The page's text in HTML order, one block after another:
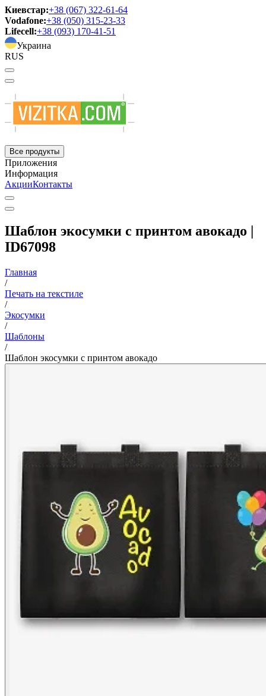
Киевстар:+38 (067) 322-61-64
Vodafone:+38 (050) 315-23-33
Lifecell:+38 (093) 170-41-51
Украина
RUS
Все продукты
Приложения
Информация
АкцииКонтакты
Шаблон экосумки с принтом авокадо |
ID67098
Главная
/
Печать на текстиле
/
Экосумки
/
Шаблоны
/
Шаблон экосумки с принтом авокадо